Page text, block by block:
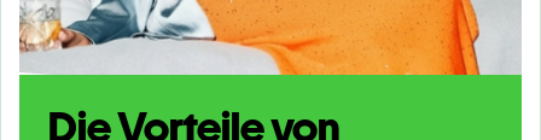
Die Vorteile von